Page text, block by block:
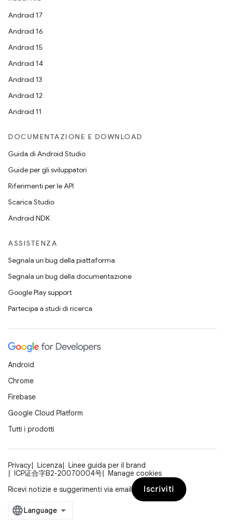
Android 17
Android 16
Android 15
Android 14
Android 13
Android 12
Android 11
DOCUMENTAZIONE E DOWNLOAD
Guida di Android Studio
Guide per gli sviluppatori
Riferimenti per le API
Scarica Studio
Android NDK
ASSISTENZA
Segnala un bug della piattaforma
Segnala un bug della documentazione
Google Play support
Partecipa a studi di ricerca
Android
Chrome
Firebase
Google Cloud Platform
Tutti i prodotti
Privacy Licenza
Linee guida per il brand
ICP证合字B2-20070004号
Manage cookies
Ricevi notizie e suggerimenti via email
Iscriviti